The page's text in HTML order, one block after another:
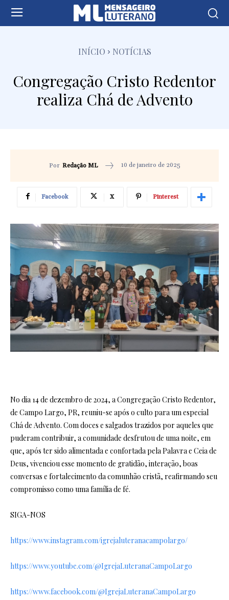
INÍCIO NOTÍCIAS
Congregação Cristo Redentor
realiza Chá de Advento
Por Redação ML 10 de janeiro de 2025
Facebook X Pinterest
No dia 14 de dezembro de 2024, a Congregação Cristo Redentor,
de Campo Largo, PR, reuniu-se após o culto para um especial
Chá de Advento. Com doces e salgados trazidos por aqueles que
puderam contribuir, a comunidade desfrutou de uma noite, em
que, após ter sido alimentada e confortada pela Palavra e Ceia de
Deus, vivenciou esse momento de gratidão, interação, boas
conversas e fortalecimento da comunhão cristã, reafirmando seu
compromisso como uma família de fé.
SIGA-NOS
https://www.instagram.com/igrejaluteranacampolargo/
https://www.youtube.com/@IgrejaLuteranaCampoLargo
https://www.facebook.com/@IgrejaLuteranaCampoLargo